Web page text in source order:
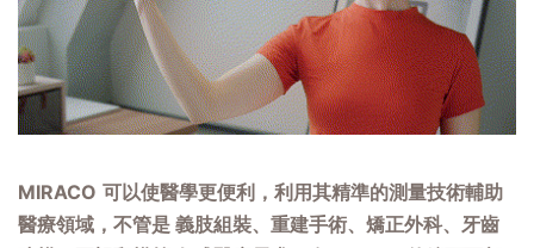
MIRACO 可以使醫學更便利，利用其精準的測量技術輔助
醫療領域，不管是 義肢組裝、重建手術、矯正外科、牙齒